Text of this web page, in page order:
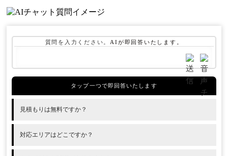
質問を入力ください。AIが 即回答いたします。
見積もりは無料ですか？
対応エリアはどこですか？